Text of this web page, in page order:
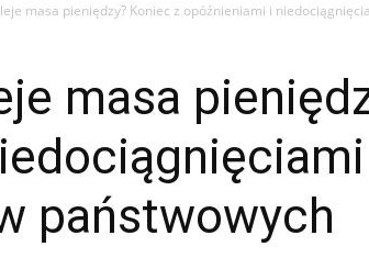
masa pieniędzy? Koniec z opóźnieniami i
masa
państwowych